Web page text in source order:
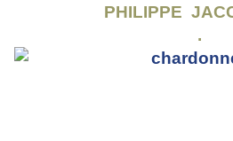
PHILIPPE
.